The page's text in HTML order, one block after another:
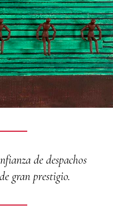
de despachos
gran prestigio.